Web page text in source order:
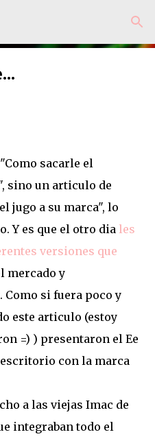
principal
sacarle el
sino un articulo de
jugo a su marca", lo
Y es que el otro dia les
versiones que
mercado y
si fuera poco y
este articulo (estoy
=) ) presentaron el Ee
escritorio con la marca
a las viejas Imac de
integraban todo el